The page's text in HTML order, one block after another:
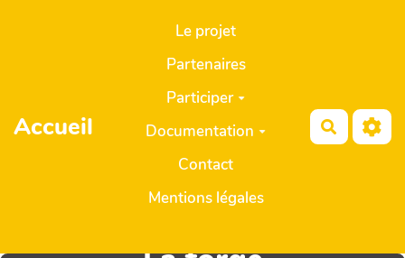
Aller au contenu principal
Accueil
Le projet
Partenaires
Participer
Documentation
Contact
Mentions légales